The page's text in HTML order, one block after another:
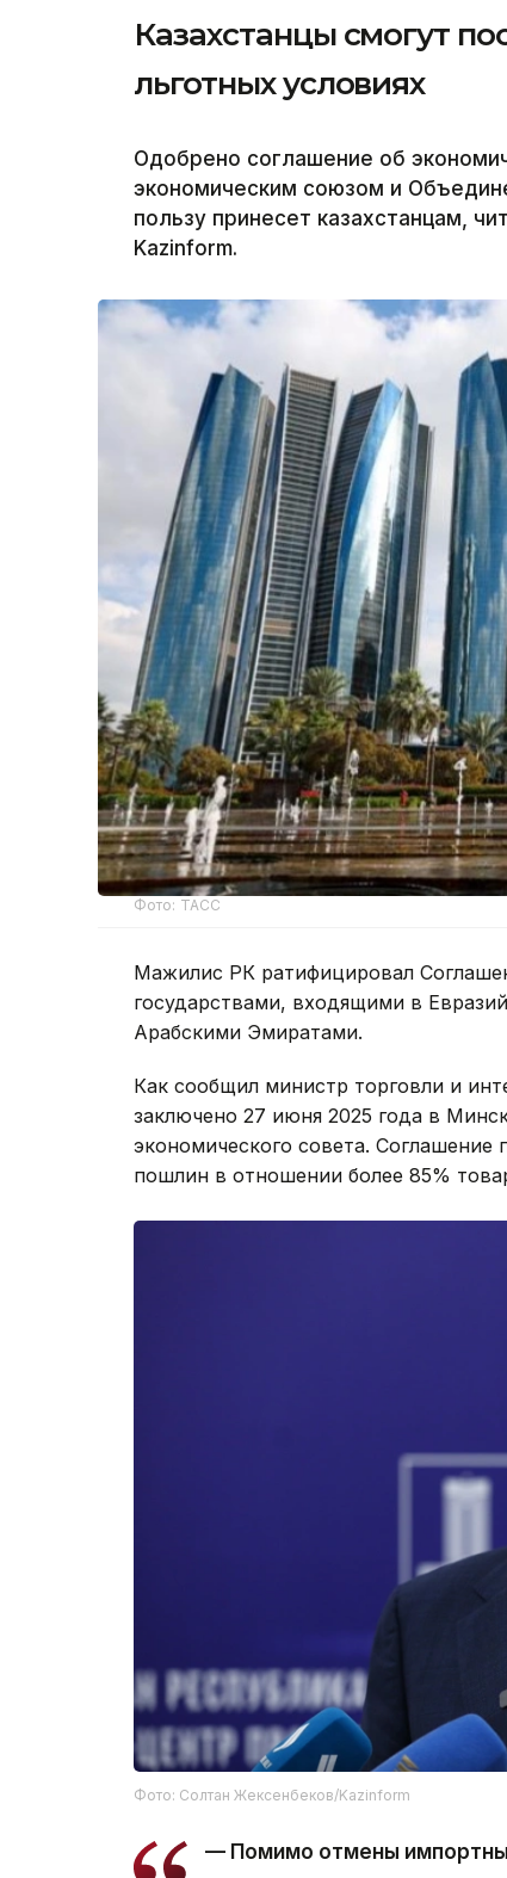
Казахстанцы смогут
льготных условиях
Одобрено соглашение об
экономическим союзом и
пользу принесет казахстанцам,
Kazinform.
Фото: ТАСС
Мажилис РК ратифицировал
государствами, входящими в
Арабскими Эмиратами.
Как сообщил министр торговли и
заключено 27 июня 2025 года в
экономического совета.
пошлин в отношении более 85%
Фото: Солтан Жексенбеков/Kazinform
— Помимо отмены